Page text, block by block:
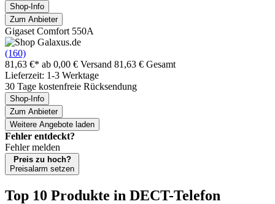
Shop-Info
Zum Anbieter
Gigaset Comfort 550A
(160)
81,63 €* ab 0,00 € Versand 81,63 € Gesamt
Lieferzeit: 1-3 Werktage
30 Tage kostenfreie Rücksendung
Shop-Info
Zum Anbieter
Weitere Angebote laden
Fehler entdeckt?
Fehler melden
Preis zu hoch?
Preisalarm setzen
Top 10 Produkte in DECT-Telefon